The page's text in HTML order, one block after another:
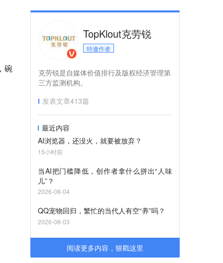
碗
TopKlout克劳锐
特邀作者
克劳锐是自媒体价值排行及版权经济管理第
三方监测机构。
发表文章413篇
最近内容
AI浏览器，还没火，就要被放弃？
15小时前
当AI把门槛降低，创作者拿什么拼出“人味
儿”？
2026-08-04
QQ宠物回归，繁忙的当代人有空“养”吗？
2026-08-03
阅读更多内容，狠戳这里